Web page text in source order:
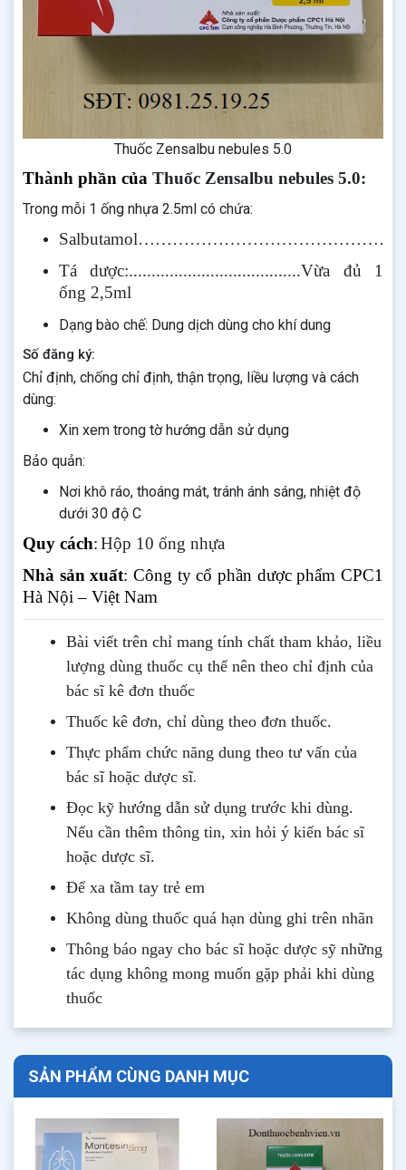
Thuốc Zensalbu nebules 5.0
Thành phần của Thuốc Zensalbu nebules 5.0:
Trong mỗi 1 ống nhựa 2.5ml có chứa:
Tá dược:......................................Vừa đủ 1
ống 2,5ml
Dạng bào chế: Dung dịch dùng cho khí dung
Số đăng ký:
Chỉ định, chống chỉ định, thận trọng, liều lượng và cách
dùng:
Xin xem trong tờ hướng dẫn sử dụng
Bảo quản:
Nơi khô ráo, thoáng mát, tránh ánh sáng, nhiệt độ
dưới 30 độ C
Quy cách:Hộp 10 ống nhựa
Nhà sản xuất: Công ty cổ phần dược phẩm CPC1
Hà Nội – Việt Nam
Bài viết trên chỉ mang tính chất tham khảo, liều
lượng dùng thuốc cụ thể nên theo chỉ định của
bác sĩ kê đơn thuốc
Thuốc kê đơn, chỉ dùng theo đơn thuốc.
Thực phẩm chức năng dung theo tư vấn của
bác sĩ hoặc dược sĩ.
Đọc kỹ hướng dẫn sử dụng trước khi dùng.
Nếu cần thêm thông tin, xin hỏi ý kiến bác sĩ
hoặc dược sĩ.
Để xa tầm tay trẻ em
Không dùng thuốc quá hạn dùng ghi trên nhãn
Thông báo ngay cho bác sĩ hoặc dược sỹ những
tác dụng không mong muốn gặp phải khi dùng
thuốc
SẢN PHẨM CÙNG DANH MỤC